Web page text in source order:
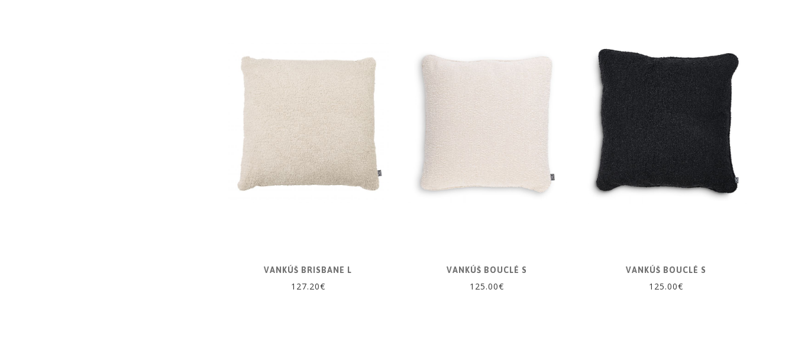
VANKÚŠ BRISBANE L
127.20€
VANKÚŠ BOUCLÉ S
125.00€
VANKÚŠ BOUCLÉ S
125.00€